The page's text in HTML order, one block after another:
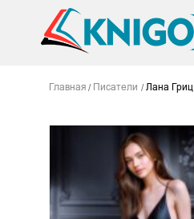
Главная Писатели Лана Гриц